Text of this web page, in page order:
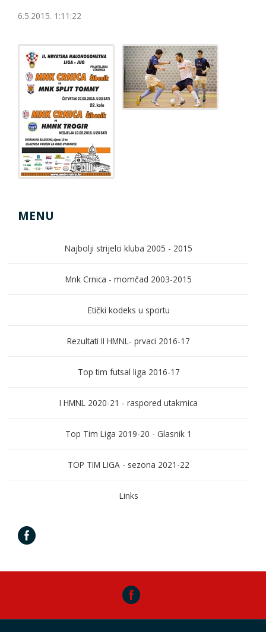
6.5.2015. 1:11:22
MENU
Najbolji strijelci kluba 2005 - 2015
Mnk Crnica - momčad 2003-2015
Etički kodeks u sportu
Rezultati II HMNL- prvaci 2016-17
Top tim futsal liga 2016-17
I HMNL 2020-21 - raspored utakmica
Top Tim Liga 2019-20 - Glasnik 1
TOP TIM LIGA - sezona 2021-22
Links